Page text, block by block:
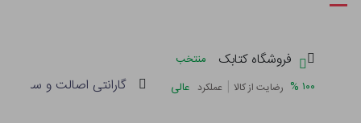
فروشگاه کتابک
منتخب
۱۰۰ % رضایت از کالا | عملکرد عالی گارانتی اصالت و سلامت